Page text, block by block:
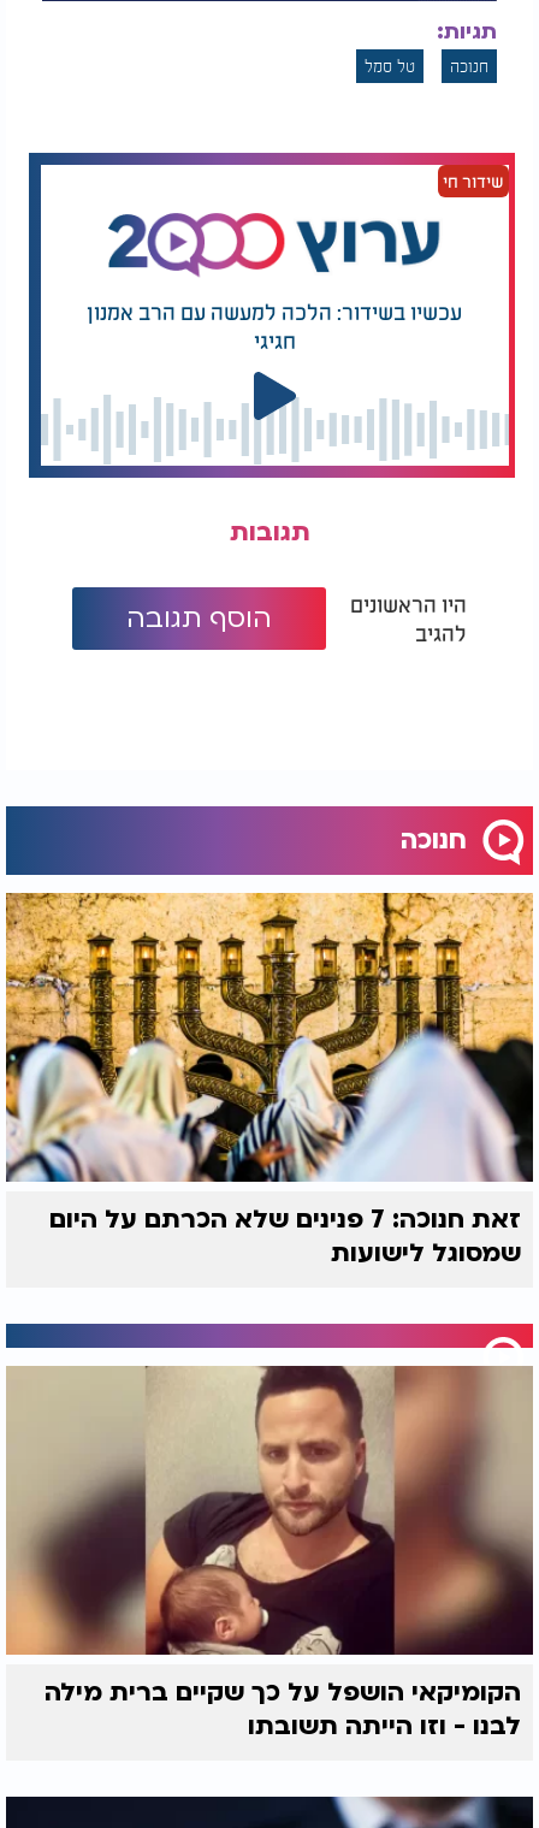
תגיות:
חנוכה טל סמל
שידור חי
עכשיו בשידור: הלכה למעשה עם הרב אמנון
חגיגי
תגובות
היו הראשונים
להגיב
הוסף תגובה
חנוכה
זאת חנוכה: 7 פנינים שלא הכרתם על היום
שמסוגל לישועות
הקומיקאי הושפל על כך שקיים ברית מילה
לבנו - וזו הייתה תשובתו